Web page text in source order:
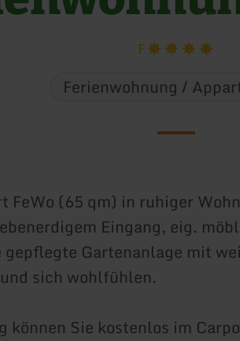
F
Ferienwohnung /
FeWo (65 qm) in ruhiger
Eingang, eig.
gepflegte Gartenanlage mit
sich wohlfühlen.
können Sie kostenlos im